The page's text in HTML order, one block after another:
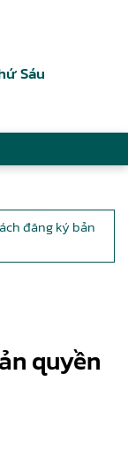
Sáu
đăng ký bản
quyền